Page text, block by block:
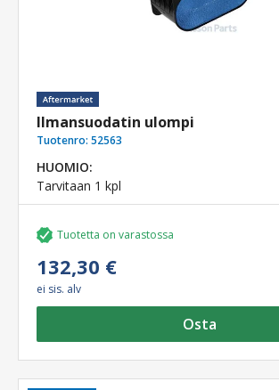
Ilmansuodatin ulompi
Tuotenro: 52563
HUOMIO:
Tarvitaan 1 kpl
Tuotetta on varastossa
132,30 €
ei sis. alv
Osta